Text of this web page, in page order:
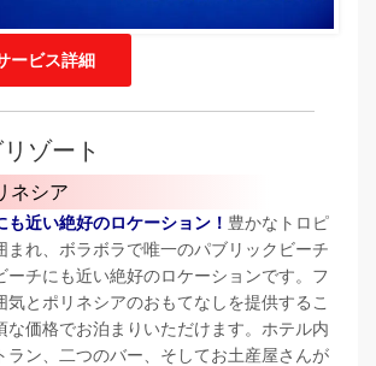
ービス詳細
ゾート
ネシア
も近い絶好のロケーション！ 豊かなトロピ
まれ、ボラボラで唯一のパブリックビーチ
ーチにも近い絶好のロケーションです。フ
気とポリネシアのおもてなしを提供するこ
な価格でお泊まりいただけます。ホテル内
ラン、二つのバー、そしてお土産屋さんが